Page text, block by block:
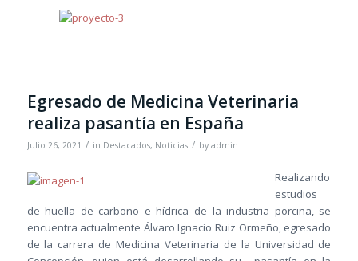
Egresado de Medicina Veterinaria
realiza pasantía en España
Julio 26, 2021 / in Destacados, Noticias / by admin
Realizando
estudios
de huella de carbono e hídrica de la industria porcina, se
encuentra actualmente Álvaro Ignacio Ruiz Ormeño, egresado
de la carrera de Medicina Veterinaria de la Universidad de